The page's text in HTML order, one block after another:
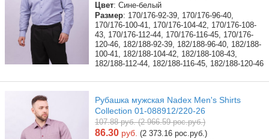
Цвет: Сине-белый
Размер: 170/176-92-39, 170/176-96-40,
170/176-100-41, 170/176-104-42, 170/176-108-
43, 170/176-112-44, 170/176-116-45, 170/176-
120-46, 182/188-92-39, 182/188-96-40, 182/188-
100-41, 182/188-104-42, 182/188-108-43,
182/188-112-44, 182/188-116-45, 182/188-120-46
Рубашка мужская Nadex Men's Shirts
Collection 01-088912/220-26
107.88 руб. (2 966.59 рос.руб.)
86.30 руб. (2 373.16 рос.руб.)